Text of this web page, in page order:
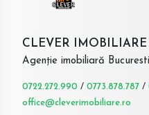
CLEVER IMOBILIARE
Agenție imobiliară Bucuresti
0722.272.990 / 0773.878.787 /
office@cleverimobiliare.ro